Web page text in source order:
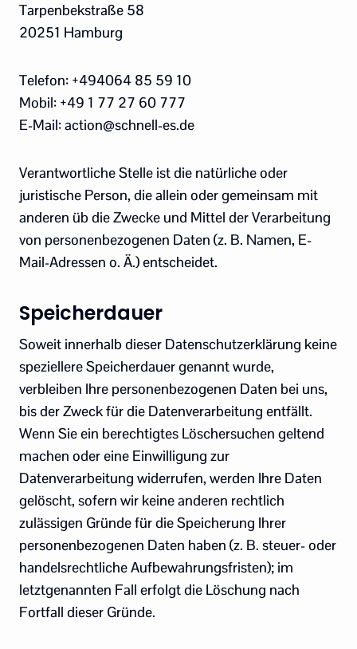
Tarpenbekstraße 58
20251 Hamburg
Telefon: +494064 85 59 10
Mobil: +49 1 77 27 60 777
E-Mail: action@schnell-es.de
Verantwortliche Stelle ist die natürliche oder
juristische Person, die allein oder gemeinsam mit
anderen üb die Zwecke und Mittel der Verarbeitung
von personenbezogenen Daten (z. B. Namen, E-
Mail-Adressen o. Ä.) entscheidet.
Speicherdauer
Soweit innerhalb dieser Datenschutzerklärung keine
speziellere Speicherdauer genannt wurde,
verbleiben Ihre personenbezogenen Daten bei uns,
bis der Zweck für die Datenverarbeitung entfällt.
Wenn Sie ein berechtigtes Löschersuchen geltend
machen oder eine Einwilligung zur
Datenverarbeitung widerrufen, werden Ihre Daten
gelöscht, sofern wir keine anderen rechtlich
zulässigen Gründe für die Speicherung Ihrer
personenbezogenen Daten haben (z. B. steuer- oder
handelsrechtliche Aufbewahrungsfristen); im
letztgenannten Fall erfolgt die Löschung nach
Fortfall dieser Gründe.